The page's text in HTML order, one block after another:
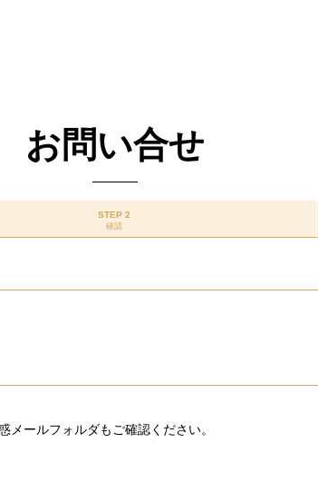
お問い合せ
STEP 2
確認
ールフォルダもご確認ください。